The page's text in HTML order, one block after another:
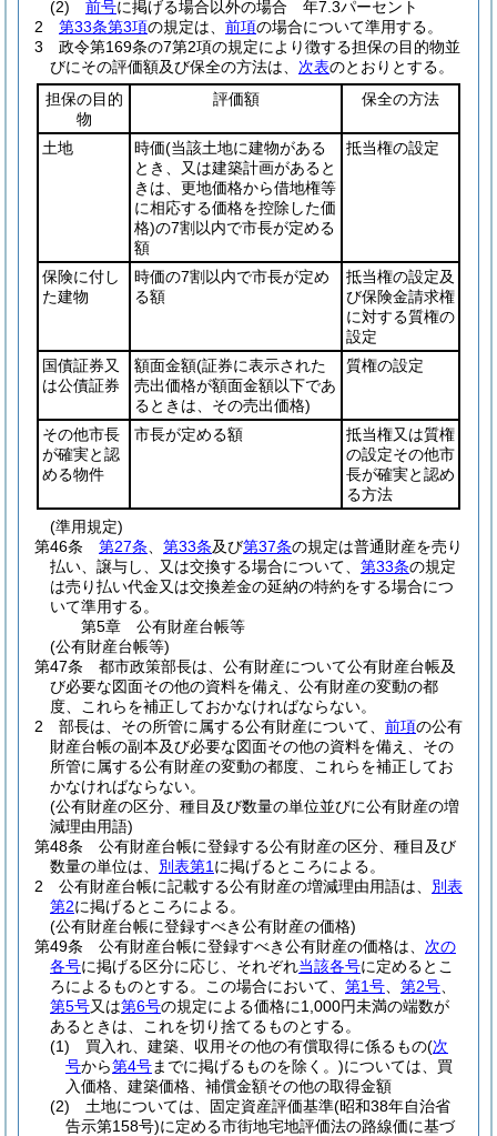
(2) 前号に掲げる場合以外の場合 年7.3パーセント
2
第33条第3項の規定は、 前項の場合について準用する。
3
政令第169条の7第2項の規定により徴する担保の目的物並
びにその評価額及び保全の方法は、 次表のとおりとする。
担保の目的
物
評価額 保全の方法
土地 時価(当該土地に建物がある
とき、又は建築計画があると
きは、更地価格から借地権等
に相応する価格を控除した価
格)の7割以内で市長が定める
額
抵当権の設定
保険に付し
た建物
時価の7割以内で市長が定め
る額
抵当権の設定及
び保険金請求権
に対する質権の
設定
国債証券又
は公債証券
額面金額(証券に表示された
売出価格が額面金額以下であ
るときは、その売出価格)
質権の設定
その他市長
が確実と認
める物件
市長が定める額
抵当権又は質権
の設定その他市
長が確実と認め
る方法
(準用規定)
第46条
第27条 第33条及び第37条の規定は普通財産を売り
払い、譲与し、又は交換する場合について、 第33条の規定
は売り払い代金又は交換差金の延納の特約をする場合につ
いて準用する。
第5章
公有財産台帳等
(公有財産台帳等)
第47条
都市政策部長は、公有財産について公有財産台帳及
び必要な図面その他の資料を備え、公有財産の変動の都
度、これらを補正しておかなければならない。
2
部長は、その所管に属する公有財産について、 前項の公有
財産台帳の副本及び必要な図面その他の資料を備え、その
所管に属する公有財産の変動の都度、これらを補正してお
かなければならない。
(公有財産の区分、種目及び数量の単位並びに公有財産の増
減理由用語)
第48条
公有財産台帳に登録する公有財産の区分、種目及び
数量の単位は、 別表第1 に掲げるところによる。
2
公有財産台帳に記載する公有財産の増減理由用語は、 別表
第2に掲げるところによる。
(公有財産台帳に登録すべき公有財産の価格)
第49条
公有財産台帳に登録すべき公有財産の価格は、 次の
各号に掲げる区分に応じ、それぞれ当該各号に定めるとこ
ろによるものとする。
この場合において、 第1号 第2号
第5号又は第6号の規定による価格に1,000円未満の端数が
あるときは、これを切り捨てるものとする。
(1)
買入れ、建築、収用その他の有償取得に係るもの(次
号から第4号までに掲げるものを除く。)については、買
入価格、建築価格、補償金額その他の取得金額
(2)
土地については、固定資産評価基準(昭和38年自治省
告示第158号)に定める市街地宅地評価法の路線価に基づ